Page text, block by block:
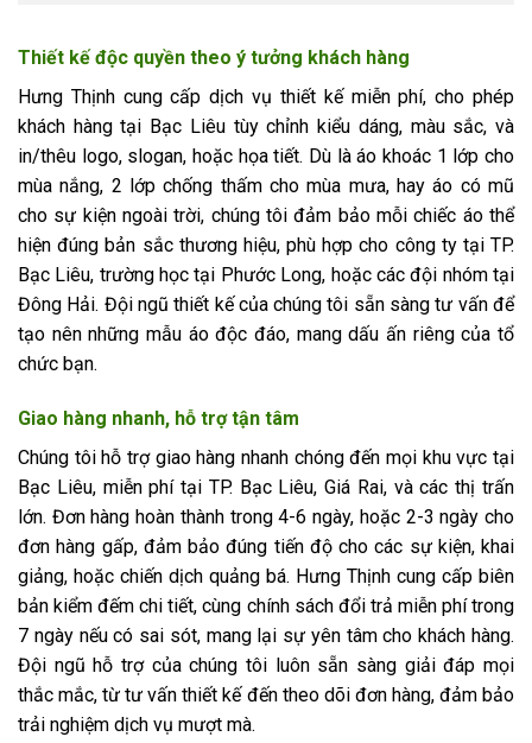
Thiết kế độc quyền theo ý tưởng khách hàng
Hưng Thịnh cung cấp dịch vụ thiết kế miễn phí, cho phép
khách hàng tại Bạc Liêu tùy chỉnh kiểu dáng, màu sắc, và
in/thêu logo, slogan, hoặc họa tiết. Dù là áo khoác 1 lớp cho
mùa nắng, 2 lớp chống thấm cho mùa mưa, hay áo có mũ
cho sự kiện ngoài trời, chúng tôi đảm bảo mỗi chiếc áo thể
hiện đúng bản sắc thương hiệu, phù hợp cho công ty tại TP.
Bạc Liêu, trường học tại Phước Long, hoặc các đội nhóm tại
Đông Hải. Đội ngũ thiết kế của chúng tôi sẵn sàng tư vấn để
tạo nên những mẫu áo độc đáo, mang dấu ấn riêng của tổ
chức bạn.
Giao hàng nhanh, hỗ trợ tận tâm
Chúng tôi hỗ trợ giao hàng nhanh chóng đến mọi khu vực tại
Bạc Liêu, miễn phí tại TP. Bạc Liêu, Giá Rai, và các thị trấn
lớn. Đơn hàng hoàn thành trong 4-6 ngày, hoặc 2-3 ngày cho
đơn hàng gấp, đảm bảo đúng tiến độ cho các sự kiện, khai
giảng, hoặc chiến dịch quảng bá. Hưng Thịnh cung cấp biên
bản kiểm đếm chi tiết, cùng chính sách đổi trả miễn phí trong
7 ngày nếu có sai sót, mang lại sự yên tâm cho khách hàng.
Đội ngũ hỗ trợ của chúng tôi luôn sẵn sàng giải đáp mọi
thắc mắc, từ tư vấn thiết kế đến theo dõi đơn hàng, đảm bảo
trải nghiệm dịch vụ mượt mà.